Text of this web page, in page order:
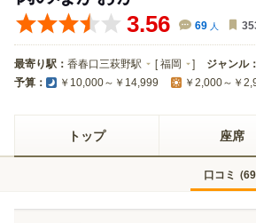
3.56 69 人
最寄り駅： 香春口三萩野駅 [福岡 ] ジャンル：
予算： ￥10,000～￥14,999 ￥2,000～￥
トップ 座席
口コミ (69